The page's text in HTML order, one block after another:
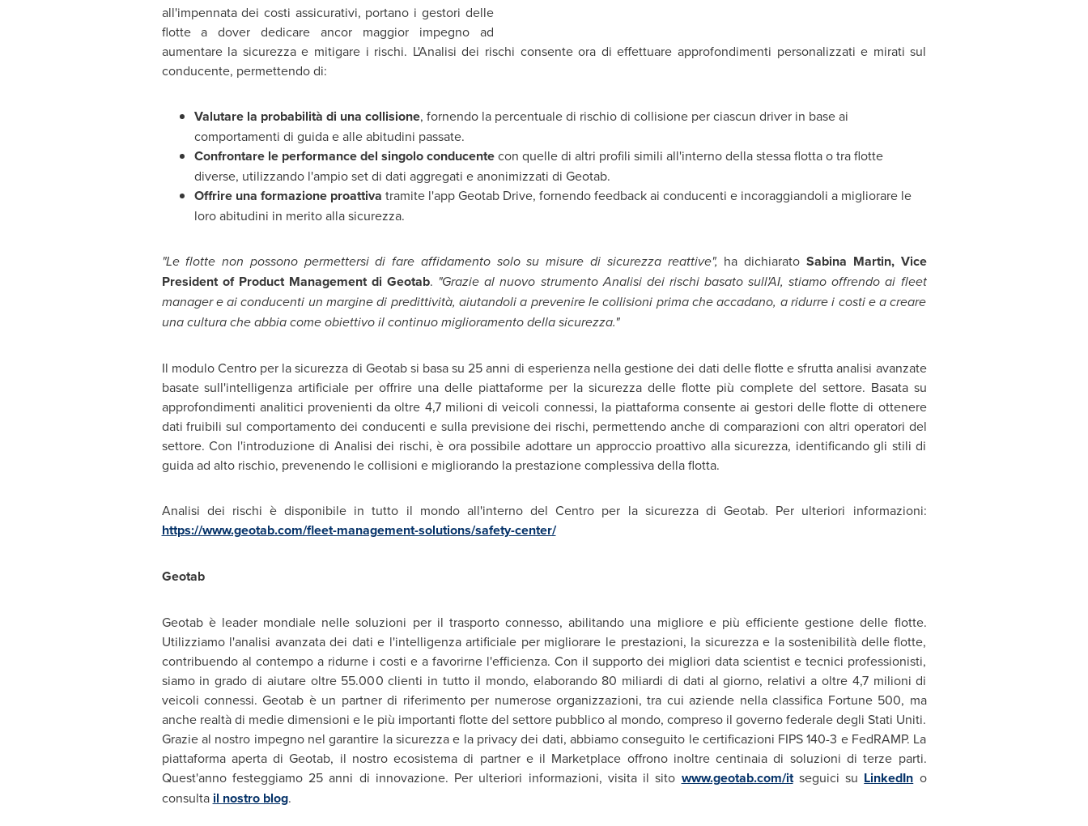
all'impennata dei costi assicurativi, portano i gestori delle
flotte a dover dedicare ancor maggior impegno ad
aumentare la sicurezza e mitigare i rischi. L'Analisi dei rischi consente ora di effettuare approfondimenti personalizzati e mirati sul
conducente, permettendo di:
Valutare la probabilità di una collisione, fornendo la percentuale di rischio di collisione per ciascun driver in base ai
comportamenti di guida e alle abitudini passate.
Confrontare le performance del singolo conducentecon quelle di altri profili simili all'interno della stessa flotta o tra flotte
diverse, utilizzando l'ampio set di dati aggregati e anonimizzati di Geotab.
Offrire una formazione proattiva tramite l'app Geotab Drive, fornendo feedback ai conducenti e incoraggiandoli a migliorare le
loro abitudini in merito alla sicurezza.
"Le flotte non possono permettersi di fare affidamento solo su misure di sicurezza reattive", ha dichiarato Sabina Martin, Vice
President of Product Management di Geotab. "Grazie al nuovo strumento Analisi dei rischi basato sull'AI, stiamo offrendo ai fleet
manager e ai conducenti un margine di predittività, aiutandoli a prevenire le collisioni prima che accadano, a ridurre i costi e a creare
una cultura che abbia come obiettivo il continuo miglioramento della sicurezza."
Il modulo Centro per la sicurezza di Geotab si basa su 25 anni di esperienza nella gestione dei dati delle flotte e sfrutta analisi avanzate
basate sull'intelligenza artificiale per offrire una delle piattaforme per la sicurezza delle flotte più complete del settore. Basata su
approfondimenti analitici provenienti da oltre 4,7 milioni di veicoli connessi, la piattaforma consente ai gestori delle flotte di ottenere
dati fruibili sul comportamento dei conducenti e sulla previsione dei rischi, permettendo anche di comparazioni con altri operatori del
settore. Con l'introduzione di Analisi dei rischi, è ora possibile adottare un approccio proattivo alla sicurezza, identificando gli stili di
guida ad alto rischio, prevenendo le collisioni e migliorando la prestazione complessiva della flotta.
Analisi dei rischi è disponibile in tutto il mondo all'interno del Centro per la sicurezza di Geotab. Per ulteriori informazioni:
https://www.geotab.com/fleet-management-solutions/safety-center/
Geotab
Geotab è leader mondiale nelle soluzioni per il trasporto connesso, abilitando una migliore e più efficiente gestione delle flotte.
Utilizziamo l'analisi avanzata dei dati e l'intelligenza artificiale per migliorare le prestazioni, la sicurezza e la sostenibilità delle flotte,
contribuendo al contempo a ridurne i costi e a favorirne l'efficienza. Con il supporto dei migliori data scientist e tecnici professionisti,
siamo in grado di aiutare oltre 55.000 clienti in tutto il mondo, elaborando 80 miliardi di dati al giorno, relativi a oltre 4,7 milioni di
veicoli connessi. Geotab è un partner di riferimento per numerose organizzazioni, tra cui aziende nella classifica Fortune 500, ma
anche realtà di medie dimensioni e le più importanti flotte del settore pubblico al mondo, compreso il governo federale degli Stati Uniti.
Grazie al nostro impegno nel garantire la sicurezza e la privacy dei dati, abbiamo conseguito le certificazioni FIPS 140-3 e FedRAMP. La
piattaforma aperta di Geotab, il nostro ecosistema di partner e il Marketplace offrono inoltre centinaia di soluzioni di terze parti.
Quest'anno festeggiamo 25 anni di innovazione. Per ulteriori informazioni, visita il sito www.geotab.com/itseguici su LinkedIn o
consulta il nostro blog.